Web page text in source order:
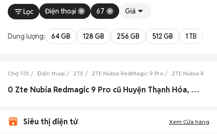
Lọc Điện thoại 67 Giá
Dung lượng: 64 GB 128 GB 256 GB 512 GB 1 TB
Chợ Tốt Điện thoại ZTE ZTE Nubia RedMagic 9 Pro ZTE Nubia
0 Zte Nubia Redmagic 9 Pro cũ Huyện Thạnh Hóa, Long An đẹp
Siêu thị điện tử Xem Cửa hàng